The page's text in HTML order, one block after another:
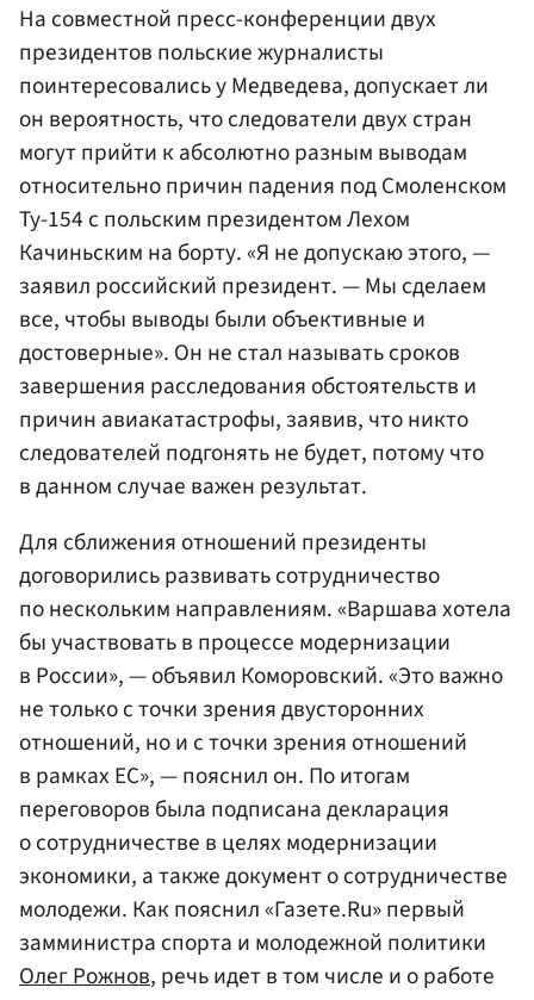
На совместной пресс-конференции двух
президентов польские журналисты
поинтересовались у Медведева, допускает ли
он вероятность, что следователи двух стран
могут прийти к абсолютно разным выводам
относительно причин падения под Смоленском
Ту-154 с польским президентом Лехом
Качиньским на борту. «Я не допускаю этого, —
заявил российский президент. — Мы сделаем
все, чтобы выводы были объективные и
достоверные». Он не стал называть сроков
завершения расследования обстоятельств и
причин авиакатастрофы, заявив, что никто
следователей подгонять не будет, потому что
в данном случае важен результат.
Для сближения отношений президенты
договорились развивать сотрудничество
по нескольким направлениям. «Варшава хотела
бы участвовать в процессе модернизации
в России», — объявил Коморовский. «Это важно
не только с точки зрения двусторонних
отношений, но и с точки зрения отношений
в рамках ЕС», — пояснил он. По итогам
переговоров была подписана декларация
о сотрудничестве в целях модернизации
экономики, а также документ о сотрудничестве
молодежи. Как пояснил «Газете.Ru» первый
замминистра спорта и молодежной политики
Олег Рожнов, речь идет в том числе и о работе